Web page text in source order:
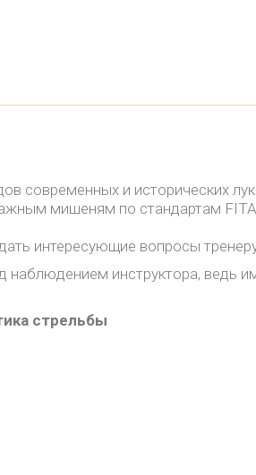
современных и исторических
мишеням по стандартам
интересующие вопросы
инструктора, ведь
стрельбы